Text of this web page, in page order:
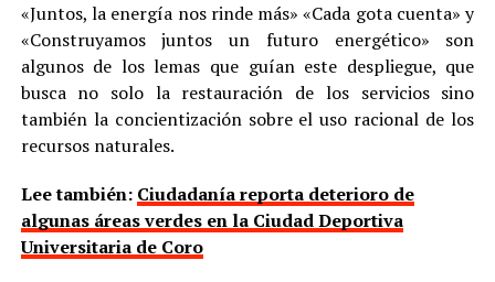
«Juntos, la energía nos rinde más» «Cada gota cuenta» y
«Construyamos juntos un futuro energético» son
algunos de los lemas que guían este despliegue, que
busca no solo la restauración de los servicios sino
también la concientización sobre el uso racional de los
recursos naturales.
Lee también: Ciudadanía reporta deterioro de
algunas áreas verdes en la Ciudad Deportiva
Universitaria de Coro